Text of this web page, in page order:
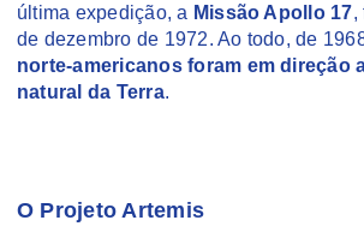
última expedição, a Missão Apollo 17,
de dezembro de 1972. Ao todo, de
norte-americanos foram em direção
natural da Terra.
O Projeto Artemis